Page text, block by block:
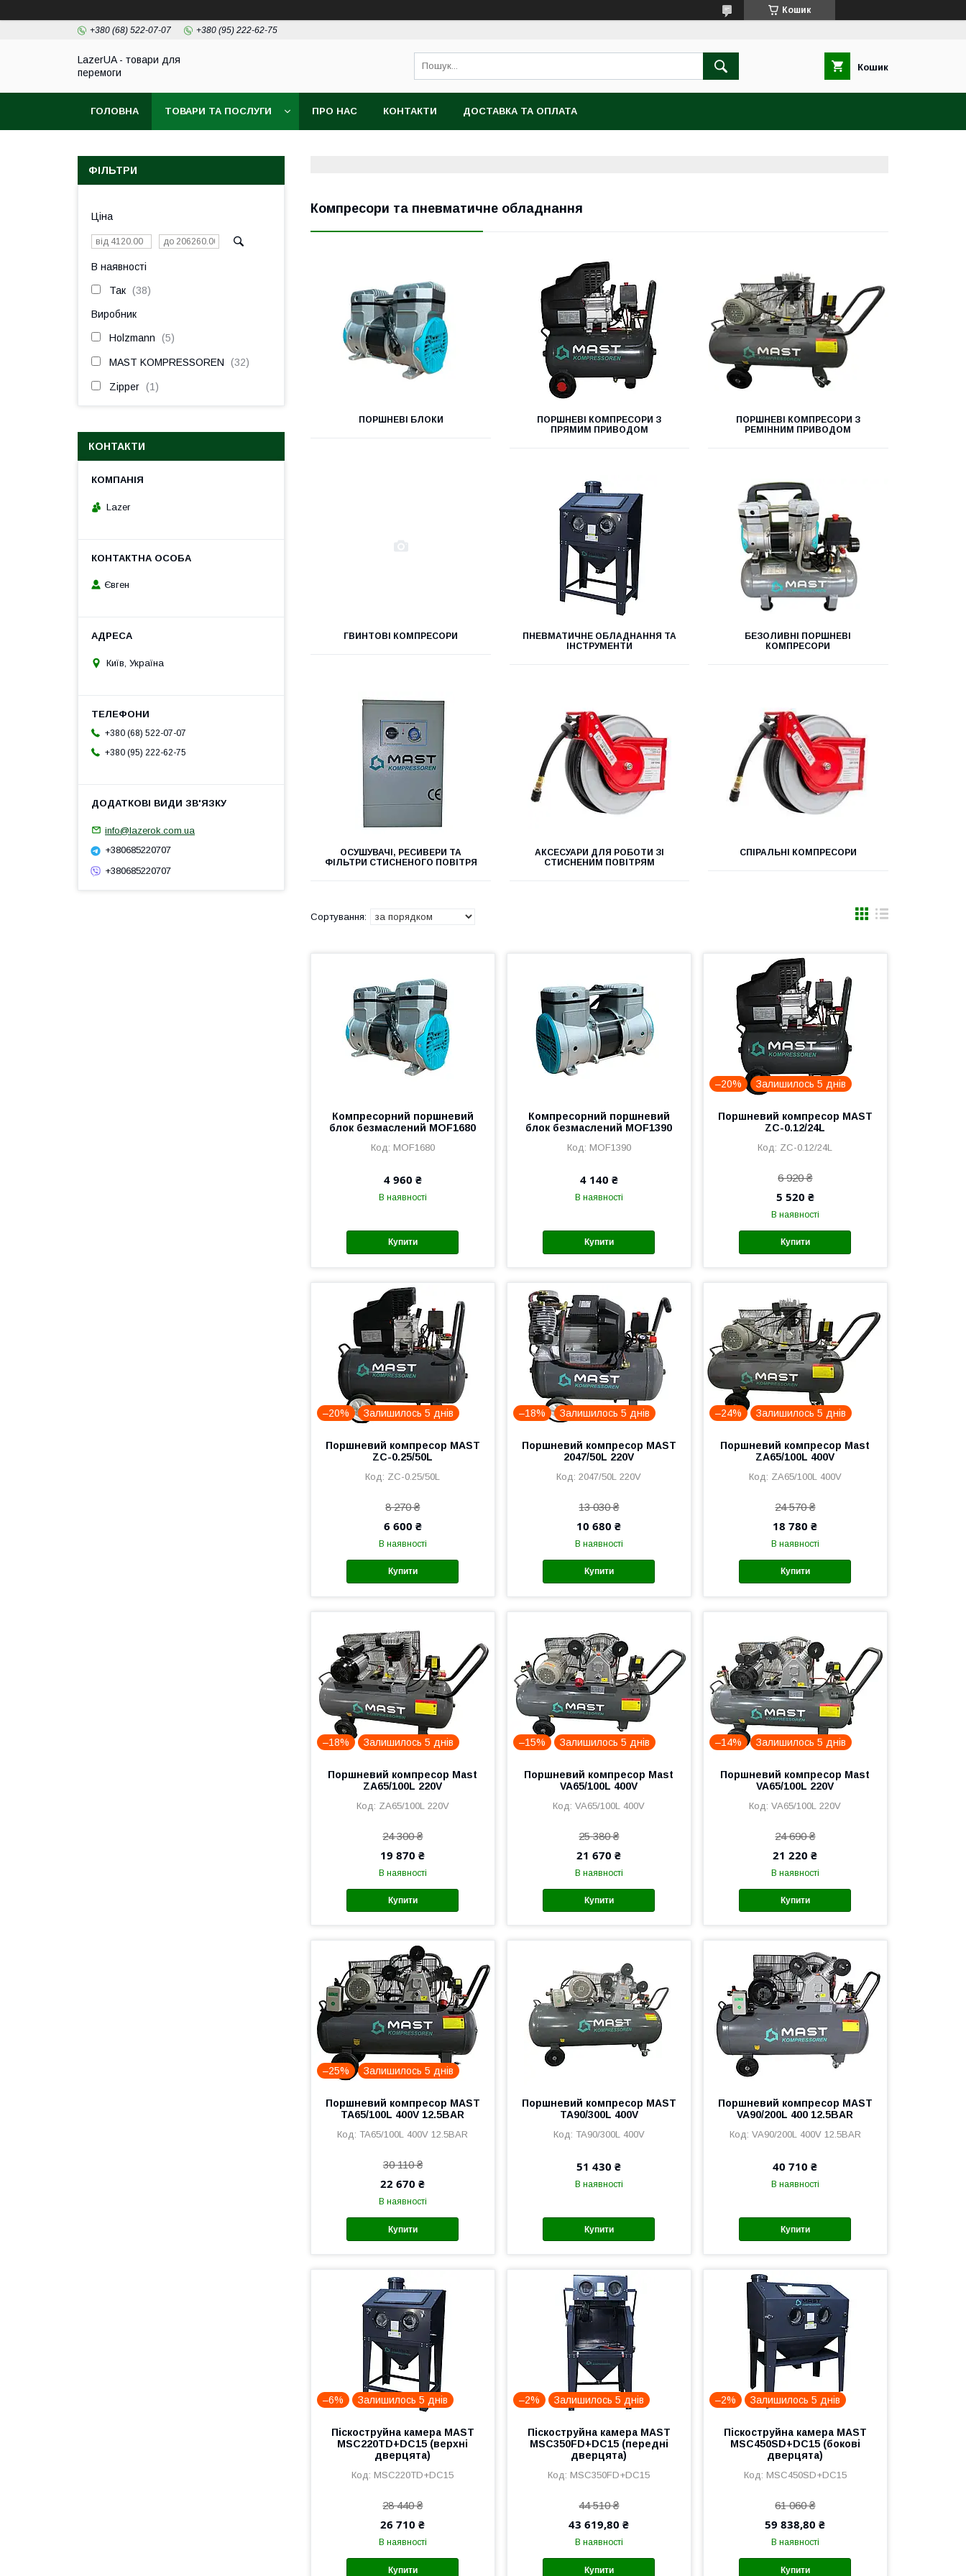
Кошик
+380 (68) 522-07-07 +380 (95) 222-62-75
LazerUA - товари для
перемоги
Кошик
ГОЛОВНА ТОВАРИ ТА ПОСЛУГИ ПРО НАС КОНТАКТИ ДОСТАВКА ТА ОПЛАТА
Компресори та пневматичне обладнання
ПОРШНЕВІ БЛОКИ
ПОРШНЕВІ КОМПРЕСОРИ З
ПРЯМИМ ПРИВОДОМ
ПОРШНЕВІ КОМПРЕСОРИ З
РЕМІННИМ ПРИВОДОМ
ГВИНТОВІ КОМПРЕСОРИ
ПНЕВМАТИЧНЕ ОБЛАДНАННЯ ТА
ІНСТРУМЕНТИ
БЕЗОЛИВНІ ПОРШНЕВІ
КОМПРЕСОРИ
ОСУШУВАЧІ, РЕСИВЕРИ ТА
ФІЛЬТРИ СТИСНЕНОГО ПОВІТРЯ
АКСЕСУАРИ ДЛЯ РОБОТИ ЗІ
СТИСНЕНИМ ПОВІТРЯМ
СПІРАЛЬНІ КОМПРЕСОРИ
Компресорний поршневий
блок безмаслений MOF1680
MOF1680
4 960 ₴
В наявності
Купити
Компресорний поршневий
блок безмаслений MOF1390
MOF1390
4 140 ₴
В наявності
Купити
–20% Залишилось 5 днів
Поршневий компресор MAST
ZC-0.12/24L
ZC-0.12/24L
6 920 ₴
5 520 ₴
В наявності
Купити
–20% Залишилось 5 днів
Поршневий компресор MAST
ZC-0.25/50L
ZC-0.25/50L
8 270 ₴
6 600 ₴
В наявності
Купити
–18% Залишилось 5 днів
Поршневий компресор MAST
2047/50L 220V
2047/50L 220V
13 030 ₴
10 680 ₴
В наявності
Купити
–24% Залишилось 5 днів
Поршневий компресор Mast
ZA65/100L 400V
ZA65/100L 400V
24 570 ₴
18 780 ₴
В наявності
Купити
–18% Залишилось 5 днів
Поршневий компресор Mast
ZA65/100L 220V
ZA65/100L 220V
24 300 ₴
19 870 ₴
В наявності
Купити
–15% Залишилось 5 днів
Поршневий компресор Mast
VA65/100L 400V
VA65/100L 400V
25 380 ₴
21 670 ₴
В наявності
Купити
–14% Залишилось 5 днів
Поршневий компресор Mast
VA65/100L 220V
VA65/100L 220V
24 690 ₴
21 220 ₴
В наявності
Купити
–25% Залишилось 5 днів
Поршневий компресор MAST
TA65/100L 400V 12.5BAR
TA65/100L 400V 12.5BAR
30 110 ₴
22 670 ₴
В наявності
Купити
Поршневий компресор MAST
TA90/300L 400V
TA90/300L 400V
51 430 ₴
В наявності
Купити
Поршневий компресор MAST
VA90/200L 400 12.5BAR
VA90/200L 400V 12.5BAR
40 710 ₴
В наявності
Купити
–6% Залишилось 5 днів
Піскоструйна камера MAST
MSC220TD+DC15 (верхні
дверцята)
MSC220TD+DC15
28 440 ₴
26 710 ₴
В наявності
Купити
–2% Залишилось 5 днів
Піскоструйна камера MAST
MSC350FD+DC15 (передні
дверцята)
MSC350FD+DC15
44 510 ₴
43 619,80 ₴
В наявності
Купити
–2% Залишилось 5 днів
Піскоструйна камера MAST
MSC450SD+DC15 (бокові
дверцята)
MSC450SD+DC15
61 060 ₴
59 838,80 ₴
В наявності
Купити
ФІЛЬТРИ
Ціна
В наявності
Так 38
Виробник
Holzmann 5
MAST KOMPRESSOREN 32
Zipper 1
КОНТАКТИ
Lazer
Євген
Київ, Україна
+380 (68) 522-07-07
+380 (95) 222-62-75
info@lazerok.com.ua
+380685220707
+380685220707